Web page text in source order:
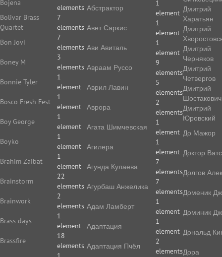
Bojena
elements
Bolivar Brass
Quartet
7
elements
Bon Jovi
7
elements
Boney M
3
elements
Bonnie Tyler
1
element
Bosco Fresh Fest
1
element
Boy George
1
element
Boyko
1
element
Brahim Zaibat
1
element
Brainstorm
22
elements
Brainwork
2
elements
Brass days
1
element
Brassfire
18
elements
Абстрактор
1
element
Авет Саркис
1
element
Ави Авиталь
1
element
Авраам Руссо
9
elements
Аврил Лавин
5
elements
Аврора
2
elements
Агата Шимчевская
1
element
Агилера
1
element
Агунда Кулаева
7
elements
Агурбаш Анжелика
7
elements
Адам Ламберт
1
element
Адаптация
1
element
Адаптация Пчёл
2
elements
Дмитрий
Харатьян
Дмитрий
Дмитрий
Черняков
Дмитрий
Четвергов
Дмитрий
Шостакович
Дмитрий
Юровский
До Мажор
Доктор
Долгов
Доменик
Доминик
Дональд
Дора